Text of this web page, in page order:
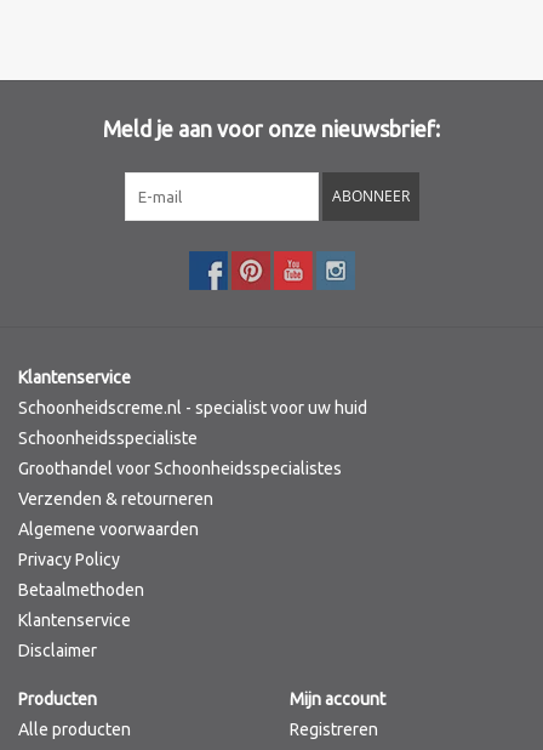
Meld je aan voor onze nieuwsbrief:
ABONNEER
Klantenservice
Schoonheidscreme.nl - specialist voor uw huid
Schoonheidsspecialiste
Groothandel voor Schoonheidsspecialistes
Verzenden & retourneren
Algemene voorwaarden
Privacy Policy
Betaalmethoden
Klantenservice
Disclaimer
Producten
Alle producten
Mijn account
Registreren